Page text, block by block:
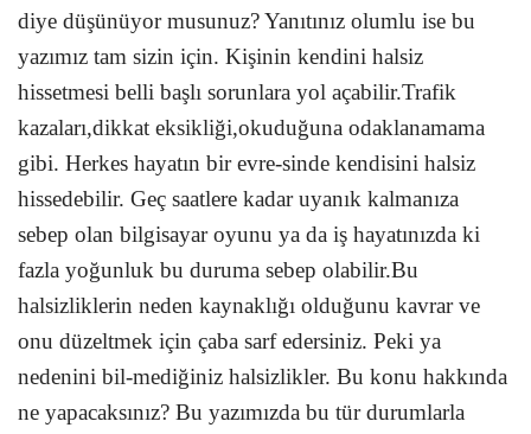
diye düşünüyor musunuz? Yanıtınız olumlu ise bu
yazımız tam sizin için. Kişinin kendini halsiz
hissetmesi belli başlı sorunlara yol açabilir.Trafik
kazaları,dikkat eksikliği,okuduğuna odaklanamama
gibi. Herkes hayatın bir evre-sinde kendisini halsiz
hissedebilir. Geç saatlere kadar uyanık kalmanıza
sebep olan bilgisayar oyunu ya da iş hayatınızda ki
fazla yoğunluk bu duruma sebep olabilir.Bu
halsizliklerin neden kaynaklığı olduğunu kavrar ve
onu düzeltmek için çaba sarf edersiniz. Peki ya
nedenini bil-mediğiniz halsizlikler. Bu konu hakkında
ne yapacaksınız? Bu yazımızda bu tür durumlarla